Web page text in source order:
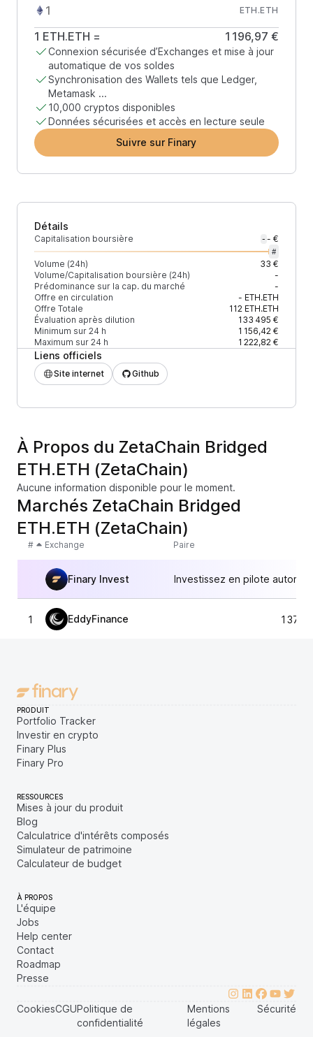
ETH.ETH
1 ETH.ETH = 1 196,97 €
Connexion sécurisée d’Exchanges et mise à jour
automatique de vos soldes
Synchronisation des Wallets tels que Ledger,
Metamask ...
10,000 cryptos disponibles
Données sécurisées et accès en lecture seule
Suivre sur Finary
Détails
Capitalisation boursière - - €
#
Volume (24h)
33 €
Volume/Capitalisation boursière (24h)
-
Prédominance sur la cap. du marché
-
Offre en circulation
- ETH.ETH
Offre Totale
112ETH.ETH
Évaluation après dilution
133 495 €
Minimum sur 24 h
1 156,42 €
Maximum sur 24 h
1 222,82 €
Liens officiels
Site internet Github
À Propos du ZetaChain Bridged
ETH.ETH (ZetaChain)
Aucune information disponible pour le moment.
Marchés ZetaChain Bridged
ETH.ETH (ZetaChain)
# Exchange Paire
Finary Invest Investissez en pilote
1 EddyFinance 1
PRODUIT
Portfolio Tracker
Investir en crypto
Finary Plus
Finary Pro
RESSOURCES
Mises à jour du produit
Blog
Calculatrice d'intérêts composés
Simulateur de patrimoine
Calculateur de budget
À PROPOS
L'équipe
Jobs
Help center
Contact
Roadmap
Presse
CookiesCGUPolitique de
confidentialité
Mentions
légales
Sécurité